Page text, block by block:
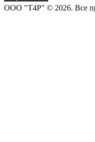
OOO "T4P" © 2026. Все